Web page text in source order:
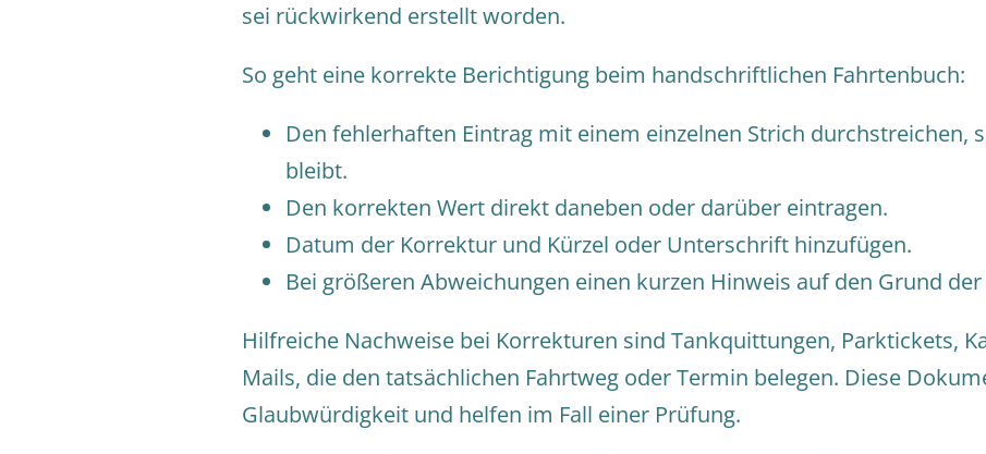
sei rückwirkend erstellt worden.
So geht eine korrekte Berichtigung beim handschriftlichen Fahrtenbuch:
Den fehlerhaften Eintrag mit einem einzelnen Strich durchstreichen,
bleibt.
Den korrekten Wert direkt daneben oder darüber eintragen.
Datum der Korrektur und Kürzel oder Unterschrift hinzufügen.
Bei größeren Abweichungen einen kurzen Hinweis auf den Grund
Hilfreiche Nachweise bei Korrekturen sind Tankquittungen, Parktickets,
Mails, die den tatsächlichen Fahrtweg oder Termin belegen. Diese
Glaubwürdigkeit und helfen im Fall einer Prüfung.